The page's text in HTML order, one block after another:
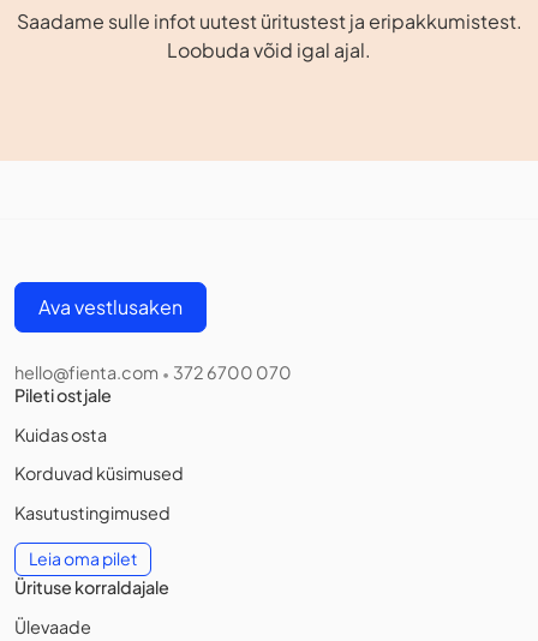
Saadame sulle infot uutest üritustest ja eripakkumistest.
Loobuda võid igal ajal.
Ava vestlusaken
hello@fienta.com • 372 6700 070
Pileti ostjale
Kuidas osta
Korduvad küsimused
Kasutustingimused
Leia oma pilet
Ürituse korraldajale
Ülevaade